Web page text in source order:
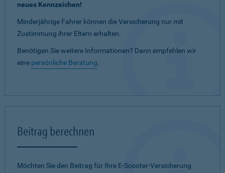
neues Kennzeichen!
Minderjährige Fahrer können die Versicherung nur mit
Zustimmung ihrer Eltern erhalten.
Benötigen Sie weitere Informationen? Dann empfehlen wir
eine persönliche Beratung.
Beitrag berechnen
Möchten Sie den Beitrag für Ihre E-Scooter-Versicherung